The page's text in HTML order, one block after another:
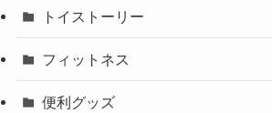
トイストーリー
フィットネス
便利グッズ